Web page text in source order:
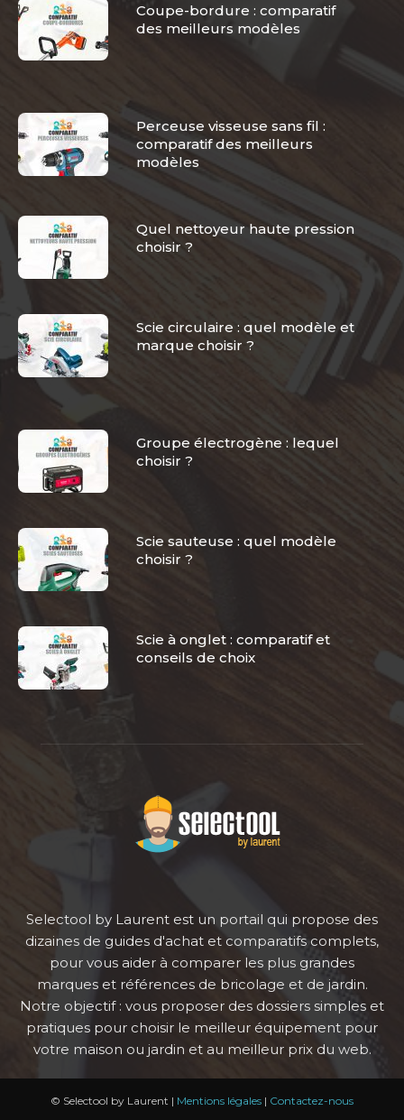
Coupe-bordure : comparatif
des meilleurs modèles
Perceuse visseuse sans fil :
comparatif des meilleurs
modèles
Quel nettoyeur haute pression
choisir ?
Scie circulaire : quel modèle et
marque choisir ?
Groupe électrogène : lequel
choisir ?
Scie sauteuse : quel modèle
choisir ?
Scie à onglet : comparatif et
conseils de choix
Selectool by Laurent est un portail qui propose des
dizaines de guides d'achat et comparatifs complets,
pour vous aider à comparer les plus grandes
marques et références de bricolage et de jardin.
Notre objectif : vous proposer des dossiers simples et
pratiques pour choisir le meilleur équipement pour
votre maison ou jardin et au meilleur prix du web.
© Selectool by Laurent | Mentions légales | Contactez-nous